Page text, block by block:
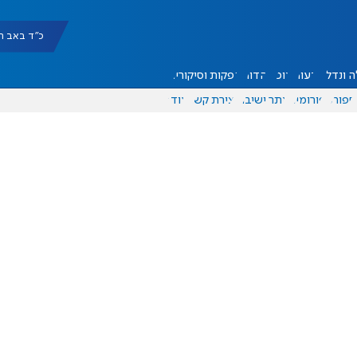
כ"ד באב תשפ"ו
ונדל"ן דעות אוכל יהדות הפקות וסיקורים
ספורט פורומים אתר ישיבה יצירת קשר עוד